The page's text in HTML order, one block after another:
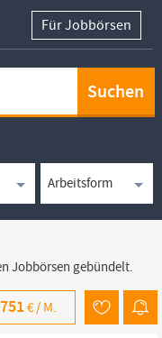
Für Jobbörsen
Jobbörsen gebündelt.
€ / M.